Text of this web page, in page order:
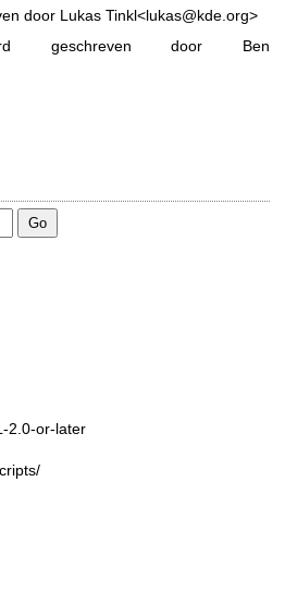
door Lukas Tinkl<lukas@kde.org>
geschreven door Ben
2.0-or-later